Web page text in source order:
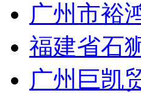
广州市裕
福建省石
广州巨凯